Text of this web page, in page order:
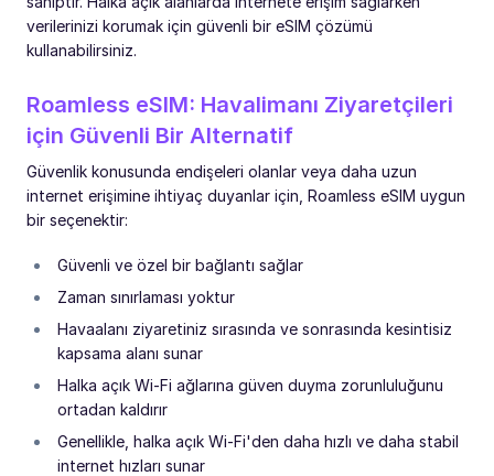
verilerinizi korumak için güvenli bir eSIM çözümü
kullanabilirsiniz.
Roamless eSIM: Havalimanı Ziyaretçileri
için Güvenli Bir Alternatif
Güvenlik konusunda endişeleri olanlar veya daha uzun
internet erişimine ihtiyaç duyanlar için, Roamless eSIM uygun
bir seçenektir:
Güvenli ve özel bir bağlantı sağlar
Zaman sınırlaması yoktur
Havaalanı ziyaretiniz sırasında ve sonrasında kesintisiz
kapsama alanı sunar
Halka açık Wi-Fi ağlarına güven duyma zorunluluğunu
ortadan kaldırır
Genellikle, halka açık Wi-Fi'den daha hızlı ve daha stabil
internet hızları sunar